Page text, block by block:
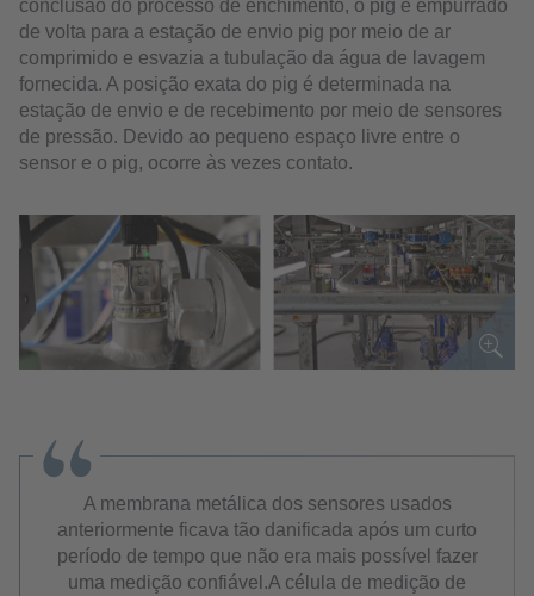
conclusão do processo de enchimento, o pig é empurrado
de volta para a estação de envio pig por meio de ar
comprimido e esvazia a tubulação da água de lavagem
fornecida. A posição exata do pig é determinada na
estação de envio e de recebimento por meio de sensores
de pressão. Devido ao pequeno espaço livre entre o
sensor e o pig, ocorre às vezes contato.
A membrana metálica dos sensores usados
anteriormente ficava tão danificada após um curto
período de tempo que não era mais possível fazer
uma medição confiável.A célula de medição de